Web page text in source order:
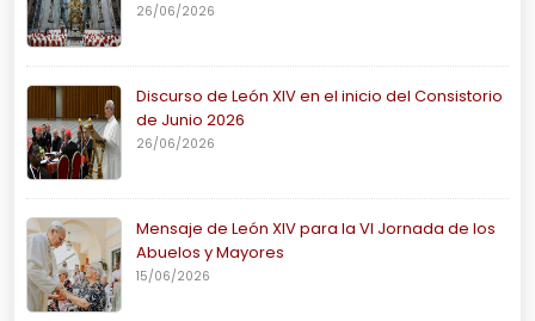
26/06/2026
Discurso de León XIV en el inicio del Consistorio
de Junio 2026
26/06/2026
Mensaje de León XIV para la VI Jornada de los
Abuelos y Mayores
15/06/2026